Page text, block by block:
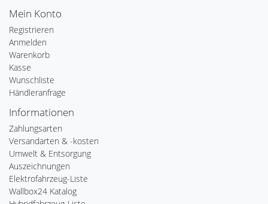
Mein Konto
Registrieren
Anmelden
Warenkorb
Kasse
Wunschliste
Händleranfrage
Informationen
Zahlungsarten
Versandarten & -kosten
Umwelt & Entsorgung
Auszeichnungen
Elektrofahrzeug-Liste
Wallbox24 Katalog